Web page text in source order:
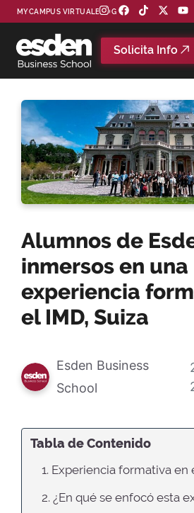
MYCAMPUS VIRTUAL BLOG
Solicita Info
Alumnos de
inmersos en una
experiencia
el IMD, Suiza
Esden Business
School
Tabla de Contenido
1. Experiencia formativa en
2. ¿En qué se enfocó esta